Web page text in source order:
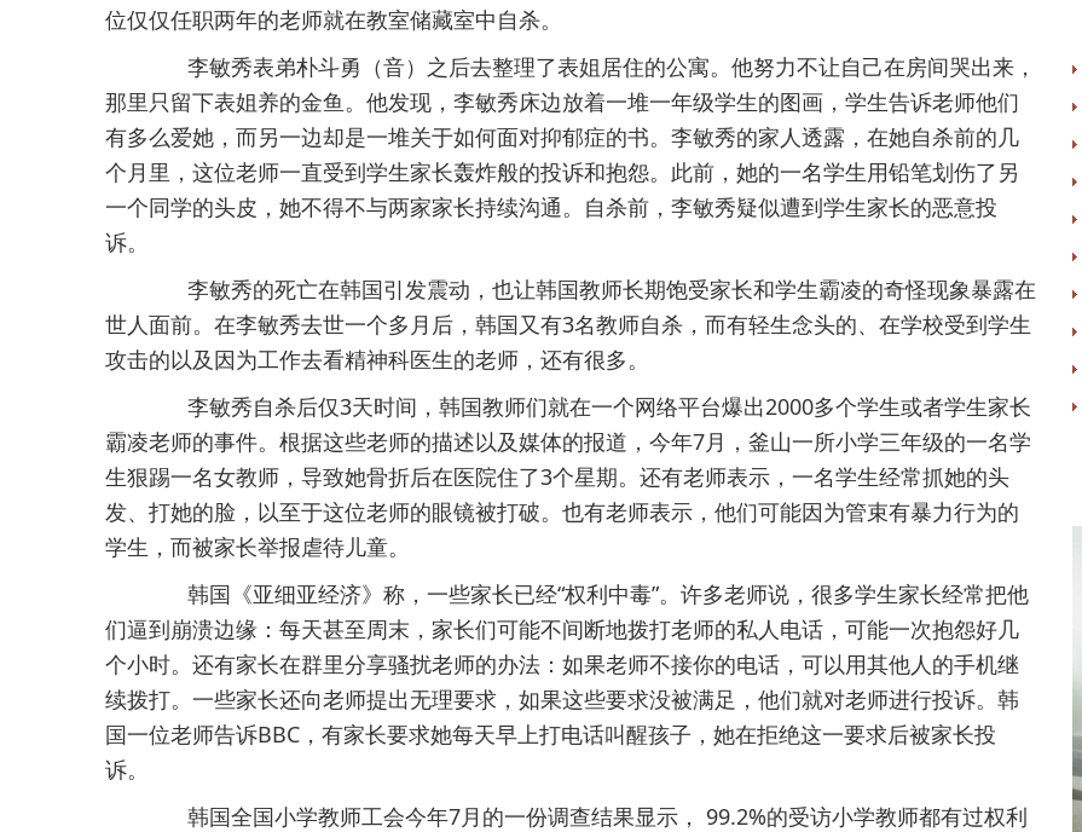
位仅仅任职两年的老师就在教室储藏室中自杀。
李敏秀表弟朴斗勇（音）之后去整理了表姐居住的公寓。他努力不让自己在房间哭出来，
那里只留下表姐养的金鱼。他发现，李敏秀床边放着一堆一年级学生的图画，学生告诉老师他们
有多么爱她，而另一边却是一堆关于如何面对抑郁症的书。李敏秀的家人透露，在她自杀前的几
个月里，这位老师一直受到学生家长轰炸般的投诉和抱怨。此前，她的一名学生用铅笔划伤了另
一个同学的头皮，她不得不与两家家长持续沟通。自杀前，李敏秀疑似遭到学生家长的恶意投
诉。
李敏秀的死亡在韩国引发震动，也让韩国教师长期饱受家长和学生霸凌的奇怪现象暴露在
世人面前。在李敏秀去世一个多月后，韩国又有3名教师自杀，而有轻生念头的、在学校受到学生
攻击的以及因为工作去看精神科医生的老师，还有很多。
李敏秀自杀后仅3天时间，韩国教师们就在一个网络平台爆出2000多个学生或者学生家长
霸凌老师的事件。根据这些老师的描述以及媒体的报道，今年7月，釜山一所小学三年级的一名学
生狠踢一名女教师，导致她骨折后在医院住了3个星期。还有老师表示，一名学生经常抓她的头
发、打她的脸，以至于这位老师的眼镜被打破。也有老师表示，他们可能因为管束有暴力行为的
学生，而被家长举报虐待儿童。
韩国《亚细亚经济》称，一些家长已经“权利中毒”。许多老师说，很多学生家长经常把他
们逼到崩溃边缘：每天甚至周末，家长们可能不间断地拨打老师的私人电话，可能一次抱怨好几
个小时。还有家长在群里分享骚扰老师的办法：如果老师不接你的电话，可以用其他人的手机继
续拨打。一些家长还向老师提出无理要求，如果这些要求没被满足，他们就对老师进行投诉。韩
国一位老师告诉BBC，有家长要求她每天早上打电话叫醒孩子，她在拒绝这一要求后被家长投
诉。
韩国全国小学教师工会今年7月的一份调查结果显示， 99.2%的受访小学教师都有过权利